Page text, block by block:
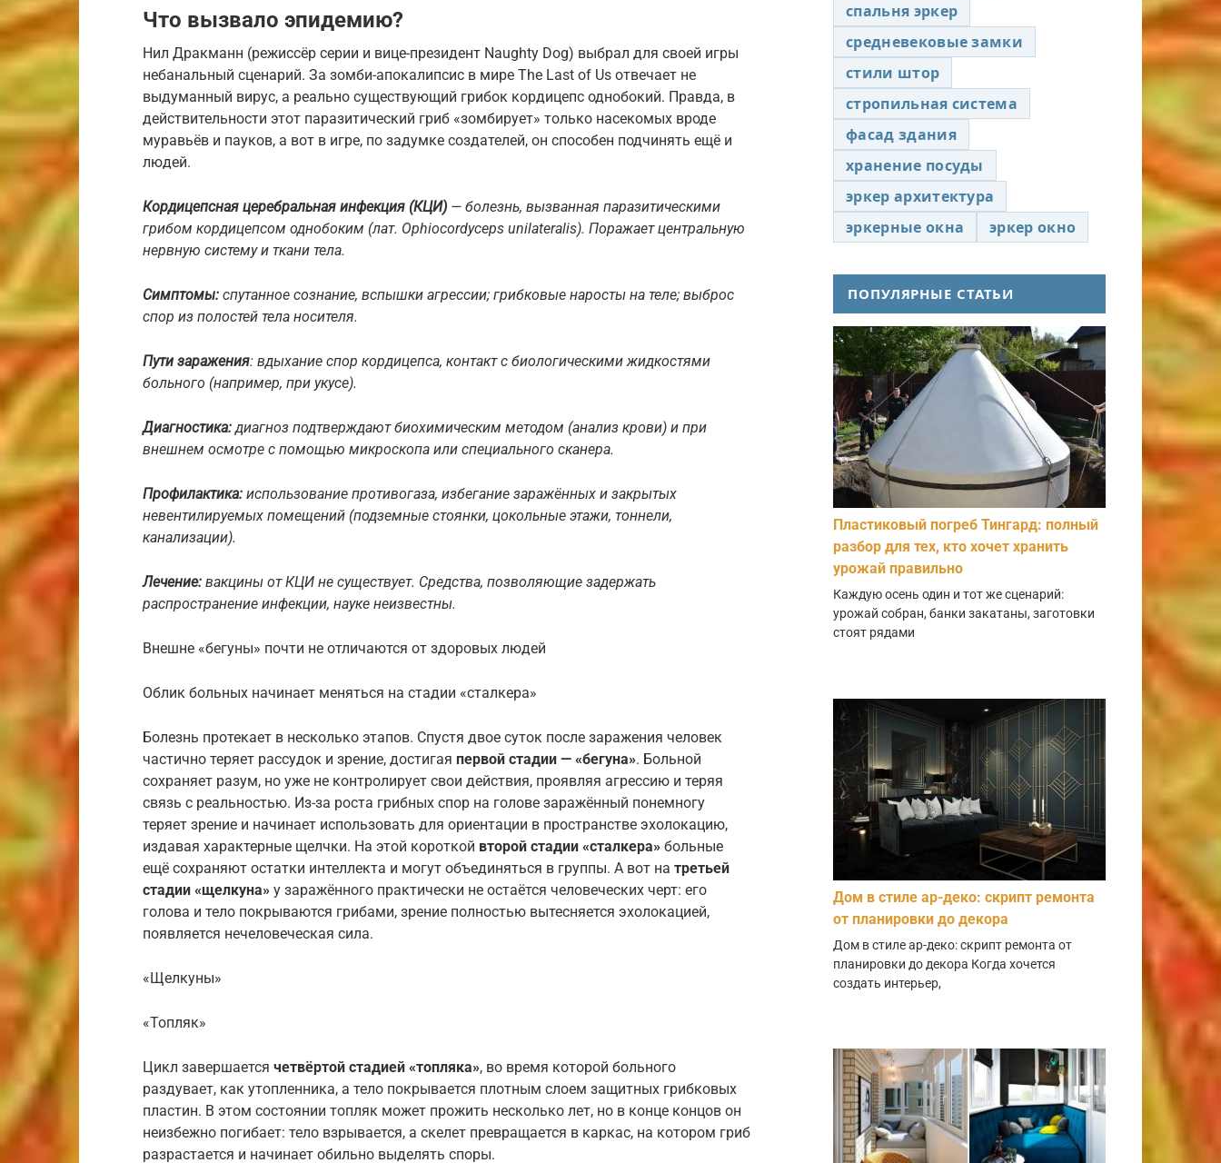
Что вызвало эпидемию?
Нил Дракманн (режиссёр серии и вице-президент Naughty Dog) выбрал для своей игры
небанальный сценарий. За зомби-апокалипсис в мире The Last of Us отвечает не
выдуманный вирус, а реально существующий грибок кордицепс однобокий. Правда, в
действительности этот паразитический гриб «зомбирует» только насекомых вроде
муравьёв и пауков, а вот в игре, по задумке создателей, он способен подчинять ещё и
людей.
Кордицепсная церебральная инфекция (КЦИ) — болезнь, вызванная паразитическими
грибом кордицепсом однобоким (лат. Ophiocordyceps unilateralis). Поражает центральную
нервную систему и ткани тела.
Симптомы: спутанное сознание, вспышки агрессии; грибковые наросты на теле; выброс
спор из полостей тела носителя.
Пути заражения: вдыхание спор кордицепса, контакт с биологическими жидкостями
больного (например, при укусе).
Диагностика:диагноз подтверждают биохимическим методом (анализ крови) и при
внешнем осмотре с помощью микроскопа или специального сканера.
Профилактика: использование противогаза, избегание заражённых и закрытых
невентилируемых помещений (подземные стоянки, цокольные этажи, тоннели,
канализации).
Лечение: вакцины от КЦИ не существует. Средства, позволяющие задержать
распространение инфекции, науке неизвестны.
Внешне «бегуны» почти не отличаются от здоровых людей
Облик больных начинает меняться на стадии «сталкера»
Болезнь протекает в несколько этапов. Спустя двое суток после заражения человек
частично теряет рассудок и зрение, достигая первой стадии — «бегуна». Больной
сохраняет разум, но уже не контролирует свои действия, проявляя агрессию и теряя
связь с реальностью. Из-за роста грибных спор на голове заражённый понемногу
теряет зрение и начинает использовать для ориентации в пространстве эхолокацию,
издавая характерные щелчки. На этой короткой второй стадии «сталкера» больные
ещё сохраняют остатки интеллекта и могут объединяться в группы. А вот на третьей
стадии «щелкуна» у заражённого практически не остаётся человеческих черт: его
голова и тело покрываются грибами, зрение полностью вытесняется эхолокацией,
появляется нечеловеческая сила.
«Щелкуны»
«Топляк»
Цикл завершается четвёртой стадией «топляка», во время которой больного
раздувает, как утопленника, а тело покрывается плотным слоем защитных грибковых
пластин. В этом состоянии топляк может прожить несколько лет, но в конце концов он
неизбежно погибает: тело взрывается, а скелет превращается в каркас, на котором гриб
разрастается и начинает обильно выделять споры.
спальня эркер
средневековые замки
стили штор
стропильная система
фасад здания
хранение посуды
эркер архитектура
эркерные окна
эркер окно
ПОПУЛЯРНЫЕ СТАТЬИ
Пластиковый погреб Тингард: полный
разбор для тех, кто хочет хранить
урожай правильно
Каждую осень один и тот же сценарий:
урожай собран, банки закатаны, заготовки
стоят рядами
Дом в стиле ар-деко: скрипт ремонта
от планировки до декора
Дом в стиле ар-деко: скрипт ремонта от
планировки до декора Когда хочется
создать интерьер,